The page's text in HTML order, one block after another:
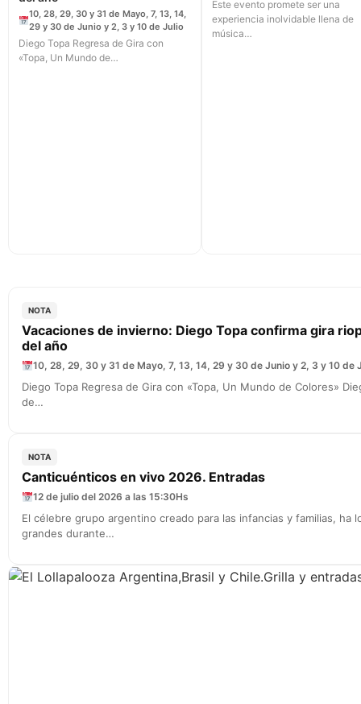
10, 28, 29, 30 y 31 de Mayo, 7, 13, 14,
29 y 30 de Junio y 2, 3 y 10 de Julio
Diego Topa Regresa de Gira con
«Topa, Un Mundo de…
Este evento promete ser una
experiencia inolvidable llena de
música…
NOTA
Vacaciones de invierno: Diego Topa confirma gira
del año
10, 28, 29, 30 y 31 de Mayo, 7, 13, 14, 29 y 30 de Junio y 2, 3 y 10 de
Diego Topa Regresa de Gira con «Topa, Un Mundo de Colores»
de…
NOTA
Canticuénticos en vivo 2026. Entradas
12 de julio del 2026 a las 15:30Hs
El célebre grupo argentino creado para las infancias y familias,
grandes durante…